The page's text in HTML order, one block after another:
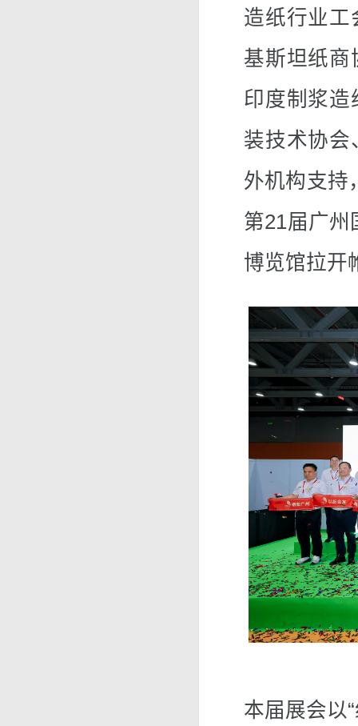
造纸行业工
基斯坦纸商
印度制浆造
装技术协会
外机构支持
第21届广州
博览馆拉开
本届展会以